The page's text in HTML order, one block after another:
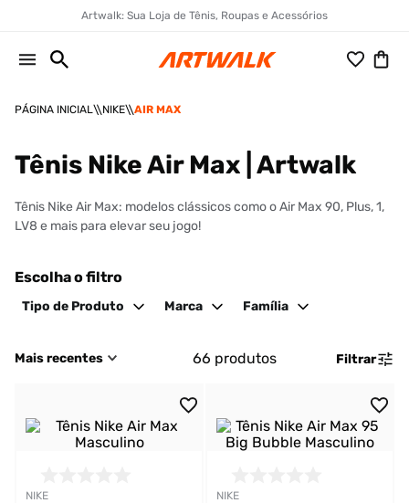
Artwalk: Sua Loja de Tênis, Roupas e Acessórios
NIKE AIR MAX
Tênis Nike Air Max | Artwalk
Tênis Nike Air Max: modelos clássicos como o Air Max 90, Plus, 1,
LV8 e mais para elevar seu jogo!
Escolha o filtro
Tipo de Produto Marca Família
Mais recentes 66 produtos Filtrar
NIKE
NIKE